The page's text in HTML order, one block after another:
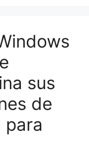
sus
de
para